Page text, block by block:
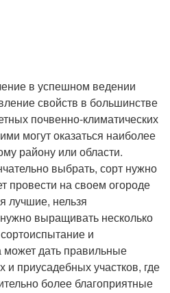
в успешном ведении
свойств в большинстве
почвенно-климатических
могут оказаться наиболее
району или области.
выбрать, сорт нужно
провести на своем огороде
лучшие, нельзя
выращивать несколько
и
может дать правильные
приусадебных участков, где
более благоприятные